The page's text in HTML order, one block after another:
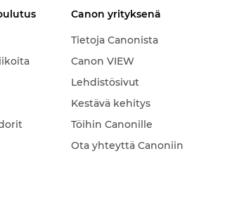
Canon yrityksenä
Tietoja Canonista
Canon VIEW
Lehdistösivut
Kestävä kehitys
Töihin Canonille
Ota yhteyttä Canoniin